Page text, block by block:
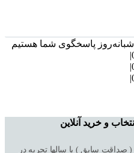
و خرید آنلاین
( صداقت سابق ) با سالها تجربه در